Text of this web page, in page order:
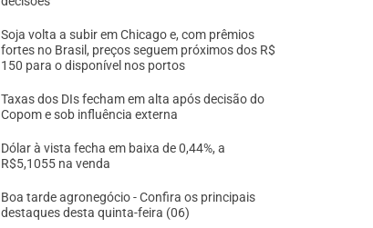
Soja volta a subir em Chicago e, com prêmios
fortes no Brasil, preços seguem próximos dos R$
150 para o disponível nos portos
Taxas dos DIs fecham em alta após decisão do
Copom e sob influência externa
Dólar à vista fecha em baixa de 0,44%, a
R$5,1055 na venda
Boa tarde agronegócio - Confira os principais
destaques desta quinta-feira (06)